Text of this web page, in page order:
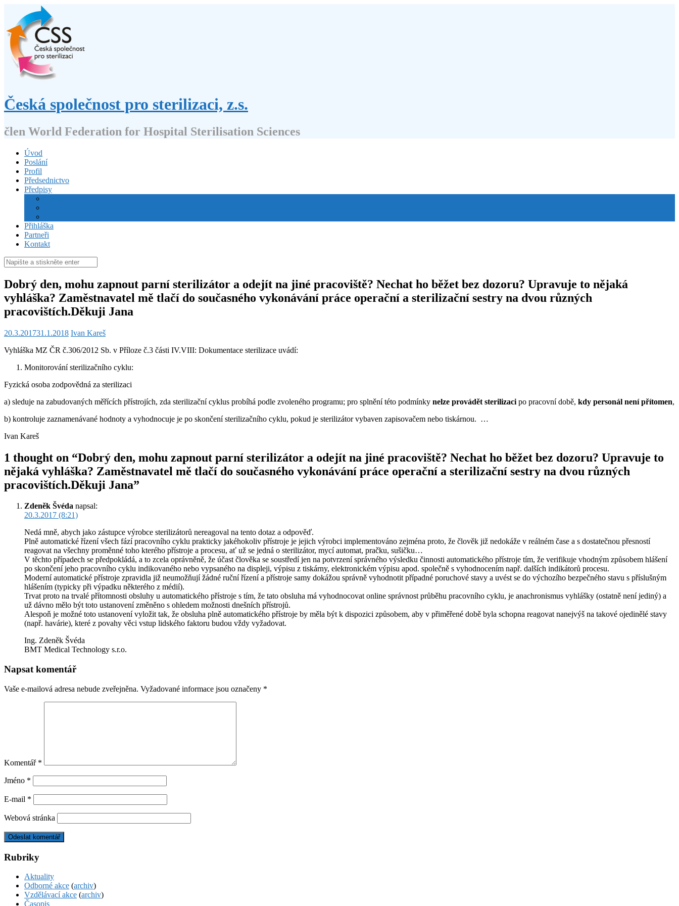
obsahu
webu
Česká společnost pro sterilizaci, z.s.
člen World Federation for Hospital Sterilisation Sciences
Úvod
Poslání
Profil
Předsednictvo
Předpisy
Přihláška
Partneři
Kontakt
Hledat:
Dobrý den, mohu zapnout parní sterilizátor a odejít na jiné pracoviště? Nechat ho běžet bez dozoru? Upravuje to nějaká
vyhláška? Zaměstnavatel mě tlačí do současného vykonávání práce operační a sterilizační sestry na dvou různých
pracovištích.Děkuji Jana
20.3.201731.1.2018 Ivan Kareš
Vyhláška MZ ČR č.306/2012 Sb. v Příloze č.3 části IV.VIII: Dokumentace sterilizace uvádí:
Monitorování sterilizačního cyklu:
Fyzická osoba zodpovědná za sterilizaci
a) sleduje na zabudovaných měřících přístrojích, zda sterilizační cyklus probíhá podle zvoleného programu; pro splnění této podmínky nelze provádět sterilizaci po pracovní době, kdy personál není přítomen,
b) kontroluje zaznamenávané hodnoty a vyhodnocuje je po skončení sterilizačního cyklu, pokud je sterilizátor vybaven zapisovačem nebo tiskárnou. …
Ivan Kareš
1 thought on “Dobrý den, mohu zapnout parní sterilizátor a odejít na jiné pracoviště? Nechat ho běžet bez dozoru? Upravuje to
nějaká vyhláška? Zaměstnavatel mě tlačí do současného vykonávání práce operační a sterilizační sestry na dvou různých
pracovištích.Děkuji Jana”
Zdeněk Švéda napsal:
20.3.2017 (8:21)
Nedá mně, abych jako zástupce výrobce sterilizátorů nereagoval na tento dotaz a odpověď.
Plně automatické řízení všech fází pracovního cyklu prakticky jakéhokoliv přístroje je jejich výrobci implementováno zejména proto, že člověk již nedokáže v reálném čase a s dostatečnou přesností
reagovat na všechny proměnné toho kterého přístroje a procesu, ať už se jedná o sterilizátor, mycí automat, pračku, sušičku…
V těchto případech se předpokládá, a to zcela oprávněně, že účast člověka se soustředí jen na potvrzení správného výsledku činnosti automatického přístroje tím, že verifikuje vhodným způsobem hlášení
po skončení jeho pracovního cyklu indikovaného nebo vypsaného na displeji, výpisu z tiskárny, elektronickém výpisu apod. společně s vyhodnocením např. dalších indikátorů procesu.
Moderní automatické přístroje zpravidla již neumožňují žádné ruční řízení a přístroje samy dokážou správně vyhodnotit případné poruchové stavy a uvést se do výchozího bezpečného stavu s příslušným
hlášením (typicky při výpadku některého z médií).
Trvat proto na trvalé přítomnosti obsluhy u automatického přístroje s tím, že tato obsluha má vyhodnocovat online správnost průběhu pracovního cyklu, je anachronismus vyhlášky (ostatně není jediný) a
už dávno mělo být toto ustanovení změněno s ohledem možnosti dnešních přístrojů.
Alespoň je možné toto ustanovení vyložit tak, že obsluha plně automatického přístroje by měla být k dispozici způsobem, aby v přiměřené době byla schopna reagovat nanejvýš na takové ojedinělé stavy
(např. havárie), které z povahy věci vstup lidského faktoru budou vždy vyžadovat.
Ing. Zdeněk Švéda
BMT Medical Technology s.r.o.
Napsat komentář
Vaše e-mailová adresa nebude zveřejněna. Vyžadované informace jsou označeny *
Komentář *
Jméno *
E-mail *
Webová stránka
Rubriky
Aktuality
Odborné akce (archiv)
Vzdělávací akce (archiv)
Časopis